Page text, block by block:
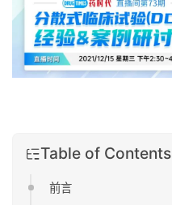
Table of Contents
前言